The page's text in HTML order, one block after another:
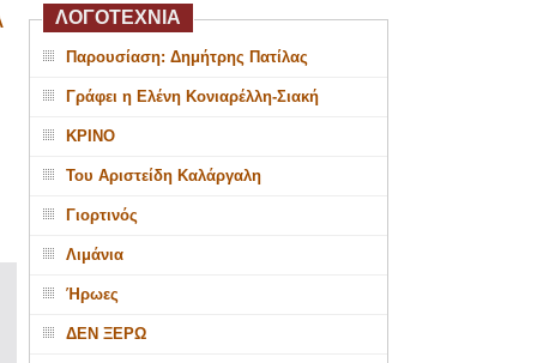
ΛΟΓΟΤΕΧΝΙΑ
Παρουσίαση: Δημήτρης Πατίλας
Γράφει η Ελένη Κονιαρέλλη-Σιακή
ΚΡΙΝΟ
Του Αριστείδη Καλάργαλη
Γιορτινός
Λιμάνια
Ήρωες
ΔΕΝ ΞΕΡΩ